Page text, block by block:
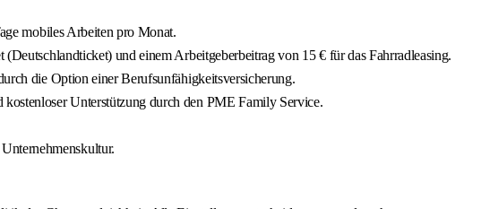
mobiles Arbeiten pro Monat.
und einem Arbeitgeberbeitrag von 15 € für das Fahrradleasing.
die Option einer Berufsunfähigkeitsversicherung.
Unterstützung durch den PME Family Service.